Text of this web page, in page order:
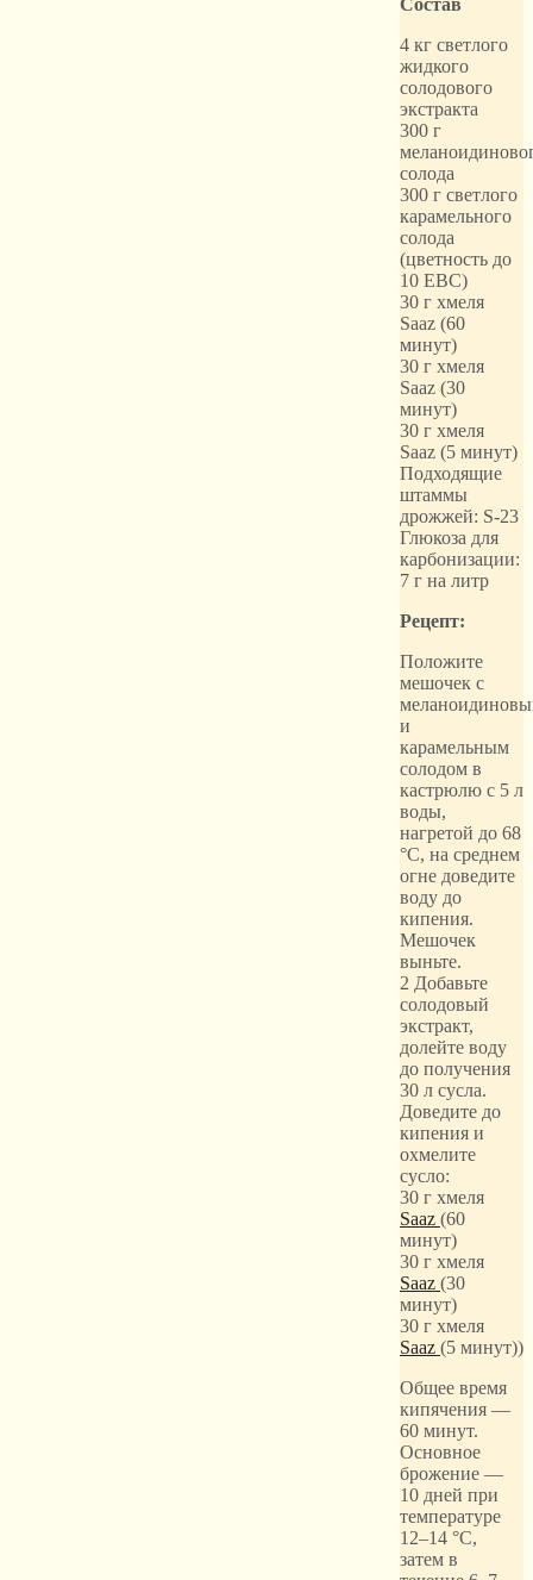
4 кг светлого
жидкого
солодового
экстракта
300 г
солода
300 г светлого
карамельного
солода
(цветность до
10 EBC)
30 г хмеля
Saaz (60
минут)
30 г хмеля
Saaz (30
минут)
30 г хмеля
Saaz (5 минут)
Подходящие
штаммы
дрожжей: S-23
Глюкоза для
карбонизации:
7 г на литр
Рецепт:
Положите
мешочек с
и
карамельным
солодом в
кастрюлю с 5 л
воды,
нагретой до 68
°C, на среднем
огне доведите
воду до
кипения.
Мешочек
выньте.
2 Добавьте
солодовый
экстракт,
долейте воду
до получения
30 л сусла.
Доведите до
кипения и
охмелите
сусло:
30 г хмеля
Saaz (60
минут)
30 г хмеля
Saaz (30
минут)
30 г хмеля
Saaz (5 минут))
Общее время
кипячения —
60 минут.
Основное
брожение —
10 дней при
температуре
12–14 °C,
затем в